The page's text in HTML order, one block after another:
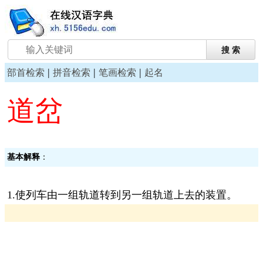
部首检索 | 拼音检索 | 笔画检索 | 起名
道岔
基本解释 ：
1.使列车由一组轨道转到另一组轨道上去的装置。